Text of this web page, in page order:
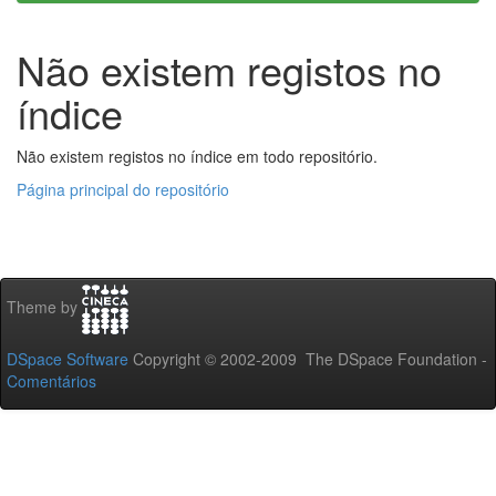
Não existem registos no
índice
Não existem registos no índice em todo repositório.
Página principal do repositório
Theme by
DSpace Software Copyright © 2002-2009 The DSpace Foundation -
Comentários